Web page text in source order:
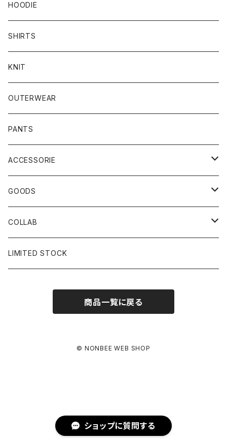
ショップに質問する
HOODIE
SHIRTS
KNIT
OUTERWEAR
PANTS
ACCESSORIE
CAP
BUCKET HAT
SOCKS
GOODS
STICKER
GLASS
COLLAB
×岩井ジョニ男
LIMITED STOCK
商品一覧に戻る
© NONBEE WEB SHOP